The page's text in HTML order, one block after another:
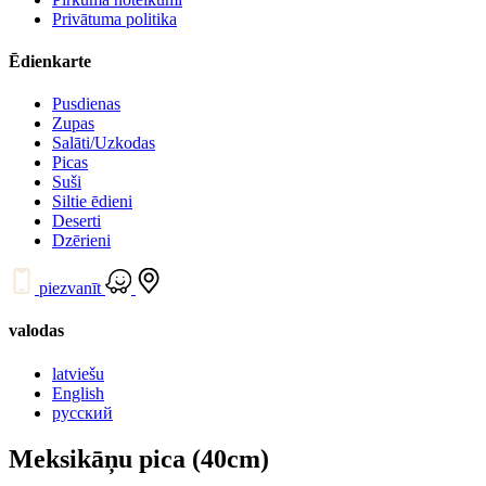
Privātuma politika
Ēdienkarte
Pusdienas
Zupas
Salāti/Uzkodas
Picas
Suši
Siltie ēdieni
Deserti
Dzērieni
piezvanīt
valodas
latviešu
English
русский
Meksikāņu pica (40cm)